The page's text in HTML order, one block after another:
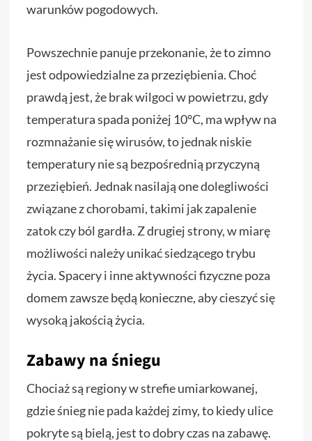
warunków pogodowych.
Powszechnie panuje przekonanie, że to zimno
jest odpowiedzialne za przeziębienia. Choć
prawdą jest, że brak wilgoci w powietrzu, gdy
temperatura spada poniżej 10°C, ma wpływ na
rozmnażanie się wirusów, to jednak niskie
temperatury nie są bezpośrednią przyczyną
przeziębień. Jednak nasilają one dolegliwości
związane z chorobami, takimi jak zapalenie
zatok czy ból gardła. Z drugiej strony, w miarę
możliwości należy unikać siedzącego trybu
życia. Spacery i inne aktywności fizyczne poza
domem zawsze będą konieczne, aby cieszyć się
wysoką jakością życia.
Zabawy na śniegu
Chociaż są regiony w strefie umiarkowanej,
gdzie śnieg nie pada każdej zimy, to kiedy ulice
pokryte są bielą, jest to dobry czas na zabawę.